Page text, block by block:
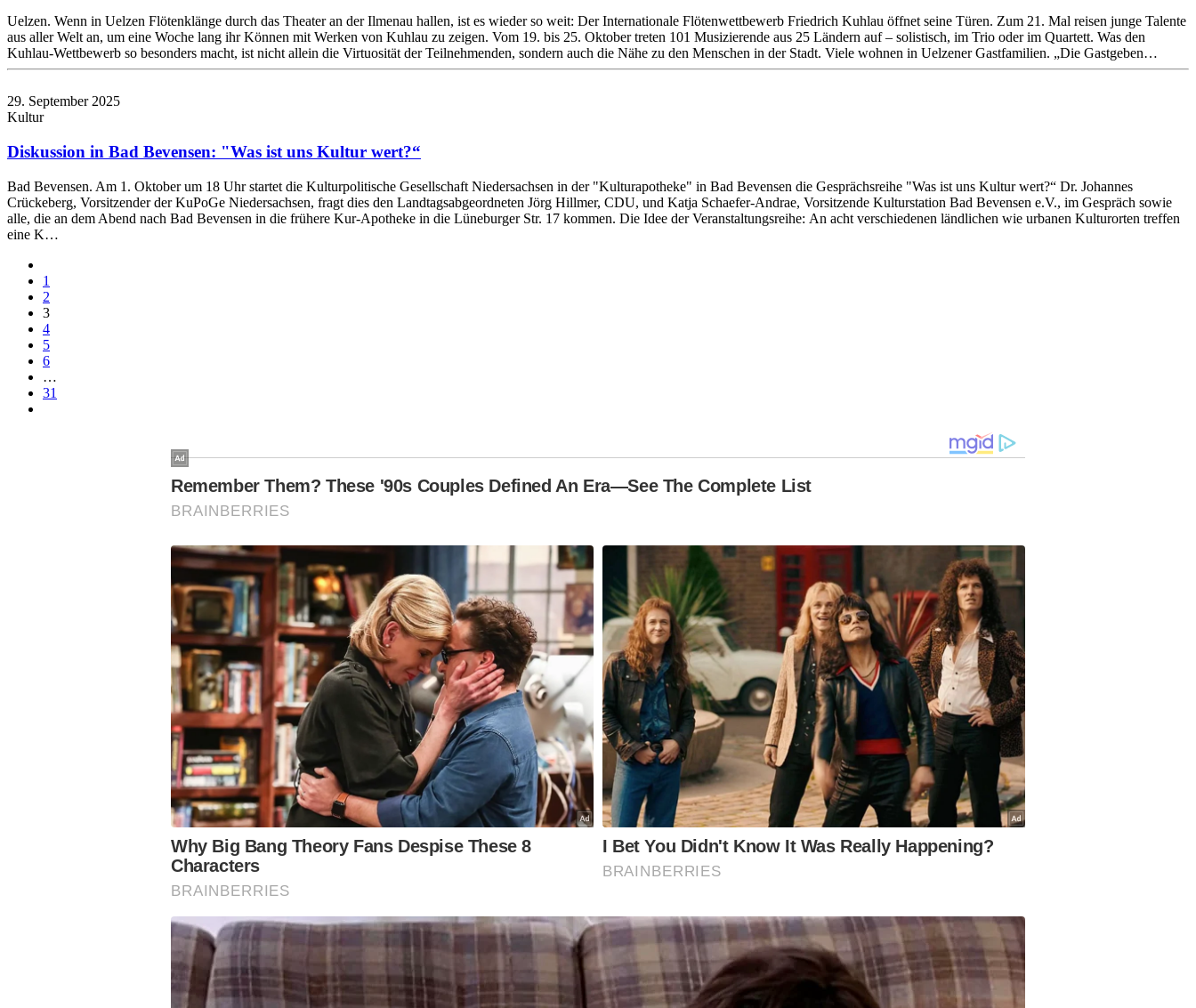
Uelzen. Wenn in Uelzen Flötenklänge durch das Theater an der Ilmenau hallen, ist es wieder so weit: Der Internationale Flötenwettbewerb Friedrich Kuhlau öffnet seine Türen. Zum 21. Mal reisen junge Talente
aus aller Welt an, um eine Woche lang ihr Können mit Werken von Kuhlau zu zeigen. Vom 19. bis 25. Oktober treten 101 Musizierende aus 25 Ländern auf – solistisch, im Trio oder im Quartett. Was den
Kuhlau-Wettbewerb so besonders macht, ist nicht allein die Virtuosität der Teilnehmenden, sondern auch die Nähe zu den Menschen in der Stadt. Viele wohnen in Uelzener Gastfamilien. „Die Gastgeben…
29. September 2025
Kultur
Diskussion in Bad Bevensen: "Was ist uns Kultur wert?“
Bad Bevensen. Am 1. Oktober um 18 Uhr startet die Kulturpolitische Gesellschaft Niedersachsen in der "Kulturapotheke" in Bad Bevensen die Gesprächsreihe "Was ist uns Kultur wert?“ Dr. Johannes
Crückeberg, Vorsitzender der KuPoGe Niedersachsen, fragt dies den Landtagsabgeordneten Jörg Hillmer, CDU, und Katja Schaefer-Andrae, Vorsitzende Kulturstation Bad Bevensen e.V., im Gespräch sowie
alle, die an dem Abend nach Bad Bevensen in die frühere Kur-Apotheke in die Lüneburger Str. 17 kommen. Die Idee der Veranstaltungsreihe: An acht verschiedenen ländlichen wie urbanen Kulturorten treffen
eine K…
1
2
3
4
5
6
…
31